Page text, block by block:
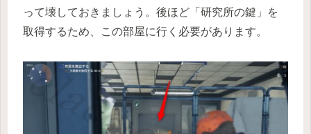
って壊しておきましょう。後ほど「研究所の鍵」を
取得するため、この部屋に行く必要があります。